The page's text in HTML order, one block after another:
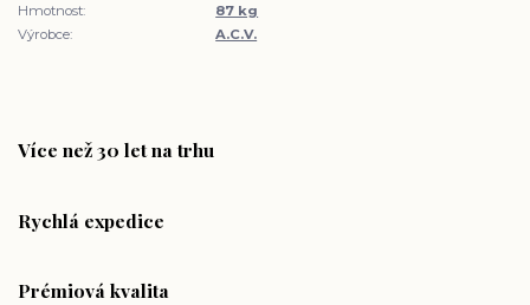
Hmotnost:
87 kg
Výrobce:
A.C.V.
Více než 30 let na trhu
Rychlá expedice
Prémiová kvalita